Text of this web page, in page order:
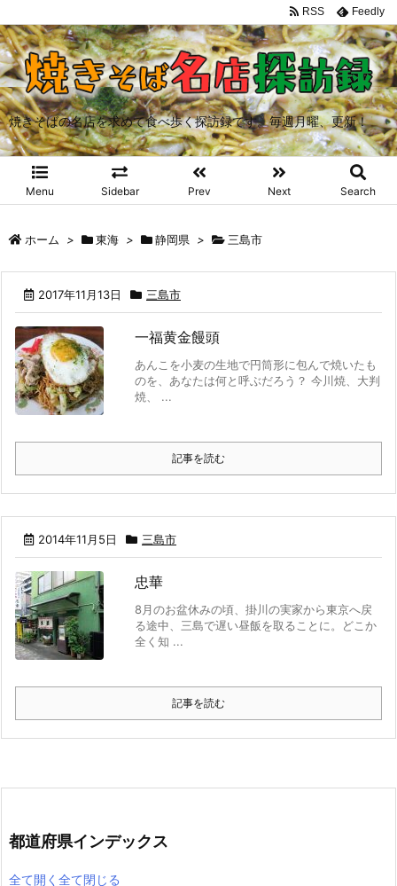
焼きそばの名店を求めて食べ歩く探訪録です。毎週月曜、更新！
Menu Sidebar Prev Next Search
RSS Feedly
ホーム > 東海 > 静岡県 > 三島市
2017年11月13日 三島市
一福黄金饅頭
あんこを小麦の生地で円筒形に包んで焼いたも
のを、あなたは何と呼ぶだろう？ 今川焼、大判
焼、 ...
記事を読む
2014年11月5日 三島市
忠華
8月のお盆休みの頃、掛川の実家から東京へ戻
る途中、三島で遅い昼飯を取ることに。どこか
全く知 ...
記事を読む
都道府県インデックス
全て開く 全て閉じる